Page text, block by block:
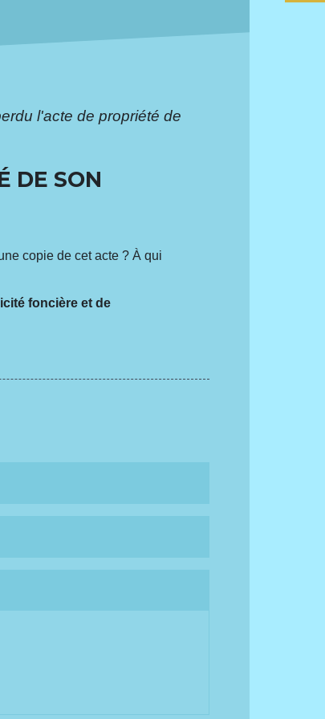
l'acte de propriété de
DE SON
copie de cet acte ? À qui
foncière et de